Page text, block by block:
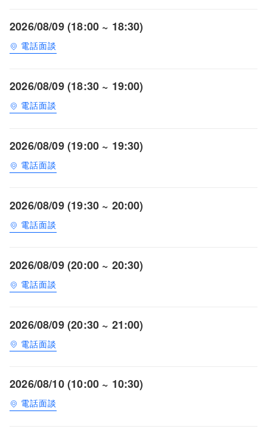
2026/08/09 (18:00 ~ 18:30)
電話面談
2026/08/09 (18:30 ~ 19:00)
電話面談
2026/08/09 (19:00 ~ 19:30)
電話面談
2026/08/09 (19:30 ~ 20:00)
電話面談
2026/08/09 (20:00 ~ 20:30)
電話面談
2026/08/09 (20:30 ~ 21:00)
電話面談
2026/08/10 (10:00 ~ 10:30)
電話面談